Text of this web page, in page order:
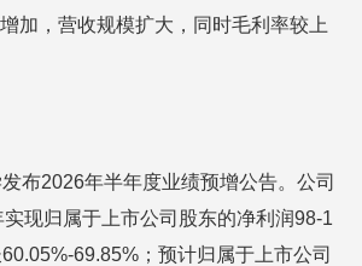
加，营收规模扩大，同时毛利率较上
布2026年半年度业绩预增公告。公司
现归属于上市公司股东的净利润98-1
69.85%；预计归属于上市公司